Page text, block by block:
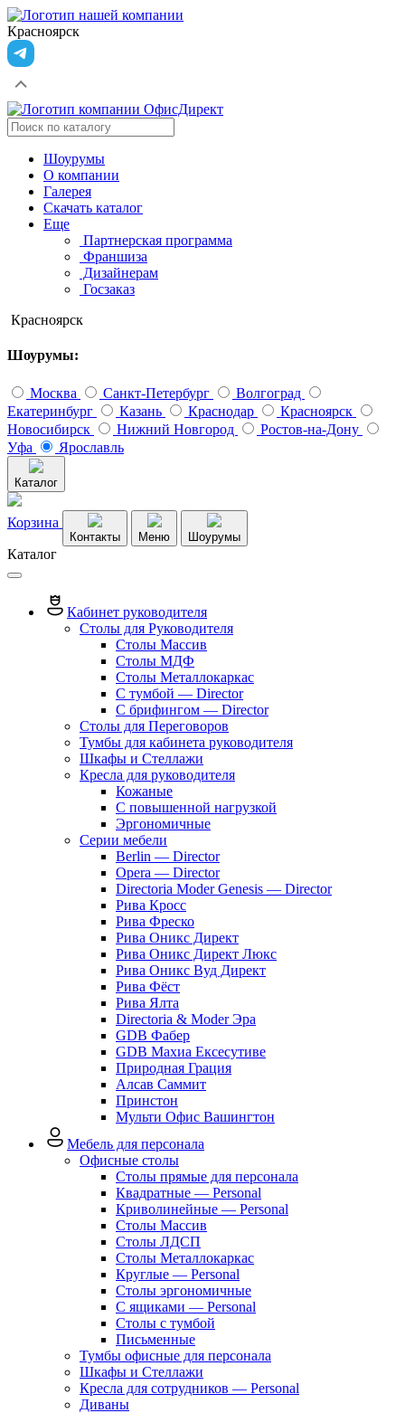
Красноярск
Шоурумы
О компании
Галерея
Скачать каталог
Еще
Партнерская программа
Франшиза
Дизайнерам
Госзаказ
Красноярск
Шоурумы:
Москва Санкт-Петербург
Волгоград
Екатеринбург
Казань Краснодар
Красноярск
Новосибирск
Нижний Новгород
Ростов-на-Дону
Уфа
Ярославль
Каталог
Корзина
Контакты Меню Шоурумы
Каталог
Кабинет руководителя
Столы для Руководителя
Столы Массив
Столы МДФ
Столы Металлокаркас
С тумбой — Director
C брифингом — Director
Столы для Переговоров
Тумбы для кабинета руководителя
Шкафы и Стеллажи
Кресла для руководителя
Кожаные
С повышенной нагрузкой
Эргономичные
Серии мебели
Berlin — Director
Opera — Director
Directoria Moder Genesis — Director
Рива Кросс
Рива Фреско
Рива Оникс Директ
Рива Оникс Директ Люкс
Рива Оникс Вуд Директ
Рива Фёст
Рива Ялта
Directoria & Moder Эра
GDB Фабер
GDB Махиа Ексесутиве
Природная Грация
Алсав Саммит
Принстон
Мульти Офис Вашингтон
Мебель для персонала
Офисные столы
Столы прямые для персонала
Квадратные — Personal
Криволинейные — Personal
Столы Массив
Столы ЛДСП
Столы Металлокаркас
Круглые — Personal
Столы эргономичные
С ящиками — Personal
Столы с тумбой
Письменные
Тумбы офисные для персонала
Шкафы и Стеллажи
Кресла для сотрудников — Personal
Диваны